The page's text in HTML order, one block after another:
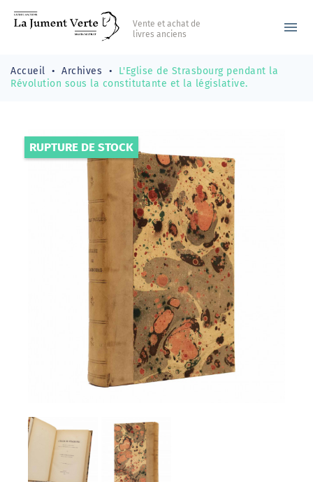
Vente et achat de
livres anciens
menu
Accueil Archives
L'Eglise de Strasbourg pendant la
Révolution sous la constitutante et la législative.
RUPTURE DE STOCK